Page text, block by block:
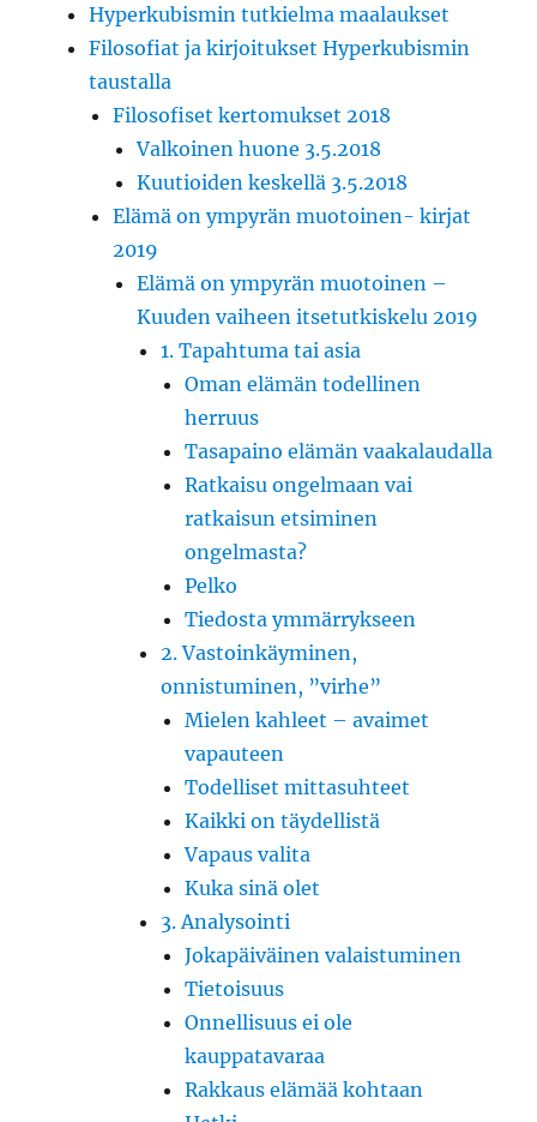
Hyperkubismin tutkielma maalaukset
Filosofiat ja kirjoitukset Hyperkubismin
taustalla
Filosofiset kertomukset 2018
Valkoinen huone 3.5.2018
Kuutioiden keskellä 3.5.2018
Elämä on ympyrän muotoinen- kirjat
2019
Elämä on ympyrän muotoinen –
Kuuden vaiheen itsetutkiskelu 2019
1. Tapahtuma tai asia
Oman elämän todellinen
herruus
Tasapaino elämän vaakalaudalla
Ratkaisu ongelmaan vai
ratkaisun etsiminen
ongelmasta?
Pelko
Tiedosta ymmärrykseen
2. Vastoinkäyminen,
onnistuminen, ”virhe”
Mielen kahleet – avaimet
vapauteen
Todelliset mittasuhteet
Kaikki on täydellistä
Vapaus valita
Kuka sinä olet
3. Analysointi
Jokapäiväinen valaistuminen
Tietoisuus
Onnellisuus ei ole
kauppatavaraa
Rakkaus elämää kohtaan